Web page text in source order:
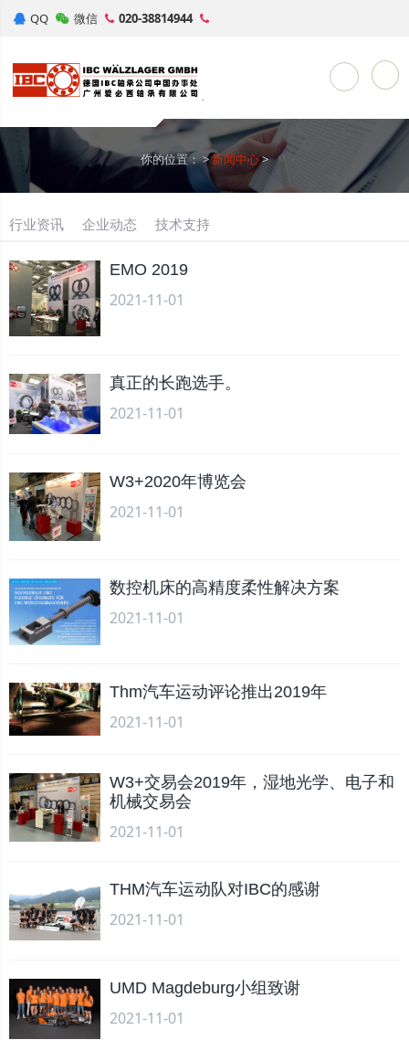
QQ 微信 020-38814944
Toggle
你的位置：>新闻中心>
行业资讯 企业动态 技术支持
EMO 2019
2021-11-01
真正的长跑选手。
2021-11-01
W3+2020年博览会
2021-11-01
数控机床的高精度柔性解决方案
2021-11-01
Thm汽车运动评论推出2019年
2021-11-01
W3+交易会2019年，湿地光学、电子和
机械交易会
2021-11-01
THM汽车运动队对IBC的感谢
2021-11-01
UMD Magdeburg小组致谢
2021-11-01